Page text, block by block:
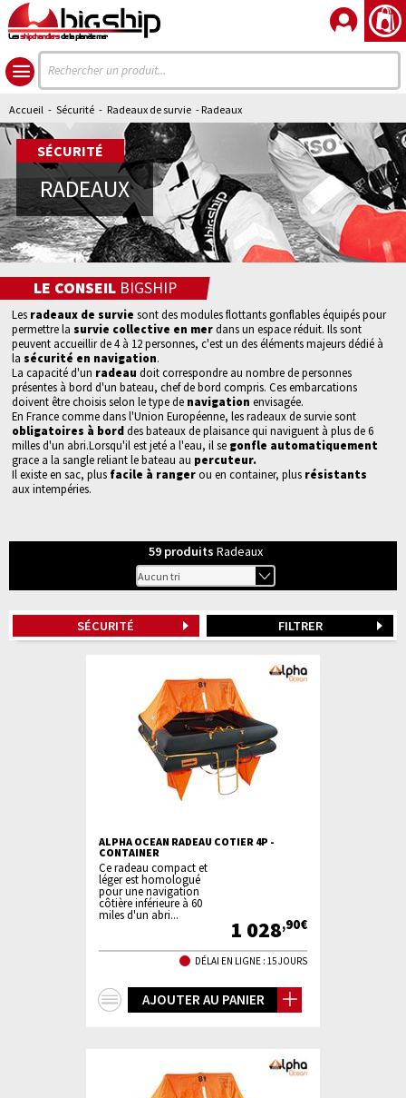
Lesshipchandlersde la planète mer
Accueil - Sécurité - Radeaux de survie - Radeaux
LE CONSEIL BIGSHIP
Les radeaux de survie sont des modules flottants gonflables équipés pour
permettre lasurvie collective en merdans un espace réduit. Ils sont
peuvent accueillir de 4 à 12 personnes, c'est un des éléments majeurs dédié à
lasécurité en navigation.
La capacité d'un radeau doit correspondre au nombre de personnes
présentes à bord d'un bateau, chef de bord compris. Ces embarcations
doivent être choisis selon le type de navigation envisagée.
En France comme dans l'Union Européenne, les radeaux de survie sont
obligatoires à borddes bateaux de plaisance qui naviguent à plus de 6
milles d'un abri.Lorsqu'il est jeté a l'eau, il se gonfle automatiquement
grace a la sangle reliant le bateau au percuteur.
Il existe en sac, plus facile à rangerou en container, plus résistants
aux intempéries.
SÉCURITÉ
RADEAUX
59 produits Radeaux
SÉCURITÉ FILTRER
ALPHA OCEAN RADEAU COTIER 4P -
CONTAINER
Ce radeau compact et
léger est homologué
pour une navigation
côtière inférieure à 60
miles d'un abri...
1 028,90€
DÉLAI EN LIGNE : 15 JOURS
AJOUTER AU PANIER